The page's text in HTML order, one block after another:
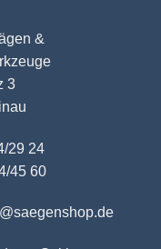
&
3
29 24
45 60